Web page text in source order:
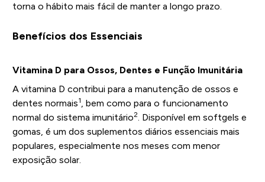
torna o hábito mais fácil de manter a longo prazo.
Benefícios dos Essenciais
Vitamina D para Ossos, Dentes e Função Imunitária
A vitamina D contribui para a manutenção de ossos e
dentes normais1
, bem como para o funcionamento
normal do sistema imunitário2. Disponível em softgels e
gomas, é um dos suplementos diários essenciais mais
populares, especialmente nos meses com menor
exposição solar.